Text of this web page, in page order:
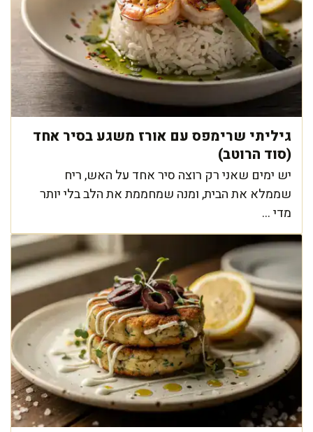
גיליתי שרימפס עם אורז משגע בסיר אחד
(סוד הרוטב)
יש ימים שאני רק רוצה סיר אחד על האש, ריח
שממלא את הבית, ומנה שמחממת את הלב בלי יותר
מדי ...